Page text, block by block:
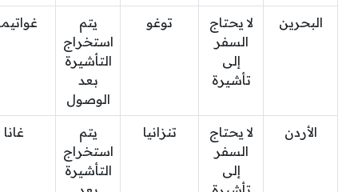
البحرين
لا يحتاج
السفر
إلى
تأشيرة
توغو
يتم
استخراج
التأشيرة
بعد
الوصول
الأردن
لا يحتاج
السفر
إلى
تنزانيا
يتم
استخراج
التأشيرة
غانا